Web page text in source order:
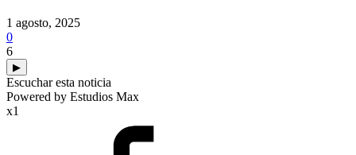
1 agosto, 2025
0
6
▶
Escuchar esta noticia
Powered by Estudios Max
x1